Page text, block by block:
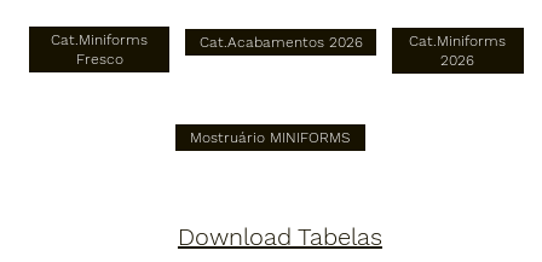
Download Tabelas
Cat.Miniforms
Fresco
Cat.Miniforms
2026
Cat.Acabamentos 2026
Mostruário MINIFORMS